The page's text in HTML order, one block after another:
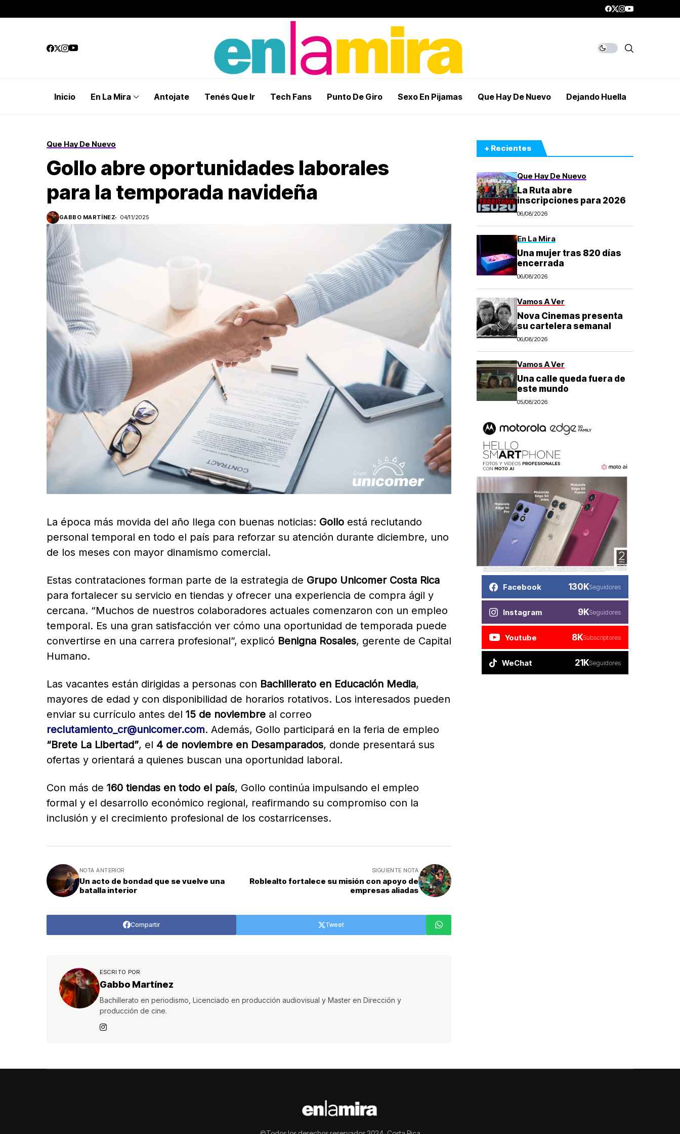
Inicio En La Mira Antojate Tenés Que Ir Tech Fans Punto De Giro Sexo En Pijamas Que Hay De Nuevo Dejando Huella
Que Hay De Nuevo
Gollo abre oportunidades laborales
para la temporada navideña
GABBO MARTÍNEZ 04/11/2025
La época más movida del año llega con buenas noticias: Gollo está reclutando
personal temporal en todo el país para reforzar su atención durante diciembre, uno
de los meses con mayor dinamismo comercial.
Estas contrataciones forman parte de la estrategia de Grupo Unicomer Costa Rica
para fortalecer su servicio en tiendas y ofrecer una experiencia de compra ágil y
cercana. “Muchos de nuestros colaboradores actuales comenzaron con un empleo
temporal. Es una gran satisfacción ver cómo una oportunidad de temporada puede
convertirse en una carrera profesional”, explicó Benigna Rosales, gerente de Capital
Humano.
Las vacantes están dirigidas a personas con Bachillerato en Educación Media,
mayores de edad y con disponibilidad de horarios rotativos. Los interesados pueden
enviar su currículo antes del 15 de noviembre al correo
reclutamiento_cr@unicomer.com. Además, Gollo participará en la feria de empleo
“Brete La Libertad”, el 4 de noviembre en Desamparados, donde presentará sus
ofertas y orientará a quienes buscan una oportunidad laboral.
Con más de 160 tiendas en todo el país, Gollo continúa impulsando el empleo
formal y el desarrollo económico regional, reafirmando su compromiso con la
inclusión y el crecimiento profesional de los costarricenses.
NOTA ANTERIOR
Un acto de bondad que se vuelve una
batalla interior
SIGUIENTE NOTA
Roblealto fortalece su misión con apoyo de
empresas aliadas
Compartir Tweet
ESCRITO POR
Gabbo Martínez
Bachillerato en periodismo, Licenciado en producción audiovisual y Master en Dirección y
producción de cine.
+ Recientes
Que Hay De Nuevo
La Ruta abre
inscripciones para 2026
06/08/2026
En La Mira
Una mujer tras 820 días
encerrada
06/08/2026
Vamos A Ver
Nova Cinemas presenta
su cartelera semanal
06/08/2026
Vamos A Ver
Una calle queda fuera de
este mundo
05/08/2026
Facebook 130KSeguidores
Instagram 9KSeguidores
Youtube 8KSubscriptores
WeChat 21KSeguidores